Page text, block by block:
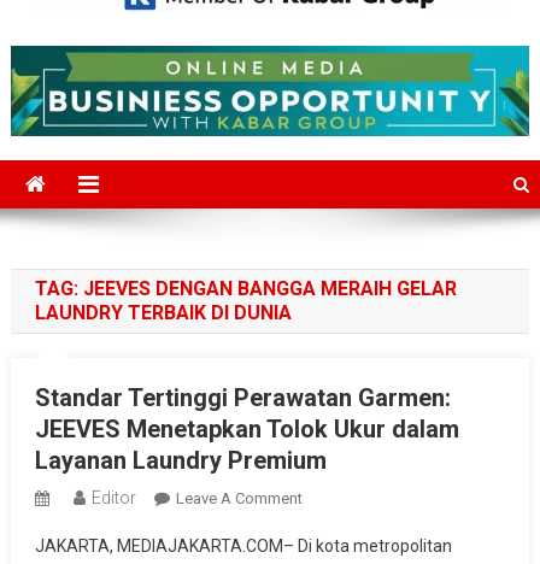
Mediajakarta.com
TAG: JEEVES DENGAN BANGGA MERAIH GELAR
LAUNDRY TERBAIK DI DUNIA
Standar Tertinggi Perawatan Garmen:
JEEVES Menetapkan Tolok Ukur dalam
Layanan Laundry Premium
Editor Leave A CommentOn
Tertinggi
JAKARTA, MEDIAJAKARTA.COM– Di kota metropolitan